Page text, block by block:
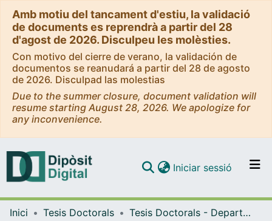
Amb motiu del tancament d'estiu, la validació
de documents es reprendrà a partir del 28
d'agost de 2026. Disculpeu les molèsties.
Con motivo del cierre de verano, la validación de
documentos se reanudará a partir del 28 de agosto
de 2026. Disculpad las molestias
Due to the summer closure, document validation will
resume starting August 28, 2026. We apologize for
any inconvenience.
Navega per tot el DD
Iniciar sessió (current)
Inici Tesis Doctorals
Tesis Doctorals - Departament - Psiquiatria i Psicobiologia Clínica